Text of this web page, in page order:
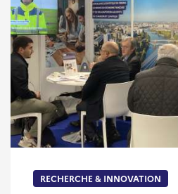
RECHERCHE & INNOVATION